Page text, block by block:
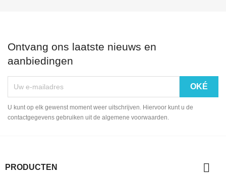
Ontvang ons laatste nieuws en
aanbiedingen
U kunt op elk gewenst moment weer uitschrijven. Hiervoor kunt u de
contactgegevens gebruiken uit de algemene voorwaarden.
PRODUCTEN 